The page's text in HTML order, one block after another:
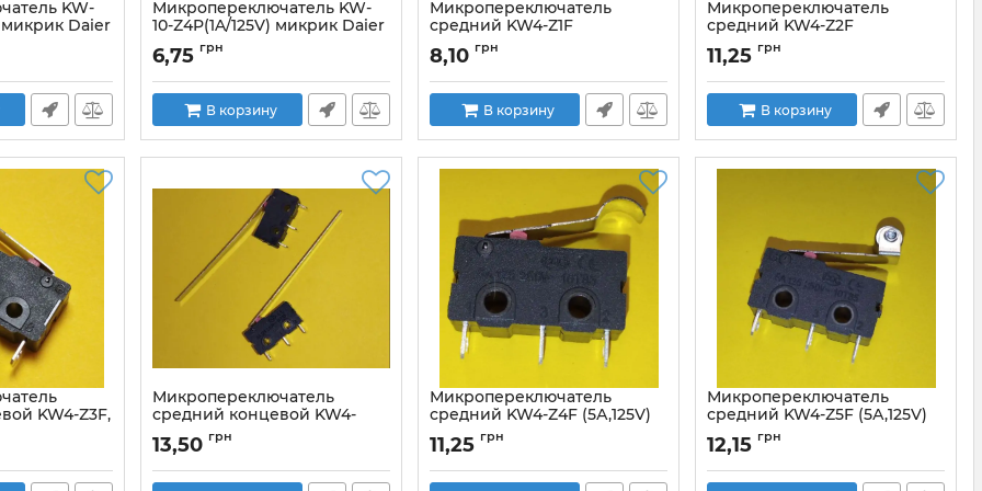
KW-
микрик Daier
Микропереключатель KW-
10-Z4P(1A/125V) микрик Daier
Артикул: 23468
6,75 грн
В корзину
Микропереключатель
средний KW4-Z1F
Артикул: KW4-Z1F150
8,10 грн
В корзину
Микропереключатель
средний KW4-Z2F
Артикул: KW4-Z2F150
11,25 грн
В корзину
KW4-Z3F,
Микропереключатель
средний концевой KW4-
ZDF-150, флажок 55мм,
3контакта, 3A 250В Daier
Артикул: KW4-ZDF-150
13,50 грн
Микропереключатель
средний KW4-Z4F (5А,125V)
Артикул: KW4-Z4F150
11,25 грн
Микропереключатель
средний KW4-Z5F (5А,125V)
Артикул: KW4-Z5F
12,15 грн